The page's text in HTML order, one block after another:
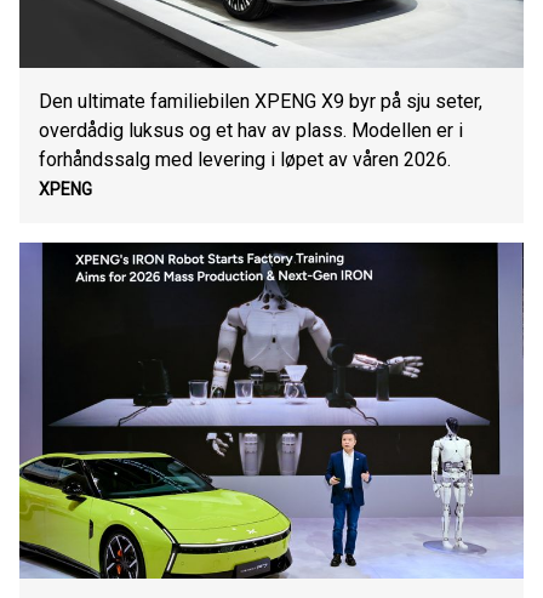
Den ultimate familiebilen XPENG X9 byr på sju seter,
overdådig luksus og et hav av plass. Modellen er i
forhåndssalg med levering i løpet av våren 2026.
XPENG